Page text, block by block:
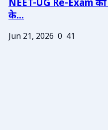
NEET-UG Re-Exam
के...
Jun 21, 2026 0 41